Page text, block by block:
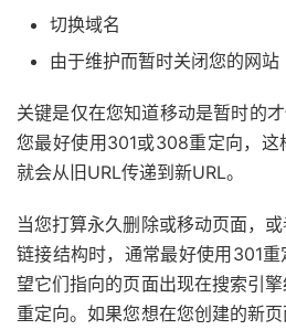
切换域名
由于维护而暂时关闭您的网站
关键是仅在您知道移动是暂时的
您最好使用301或308重定向，这
就会从旧URL传递到新URL。
当您打算永久删除或移动页面，
链接结构时，通常最好使用301
望它们指向的页面出现在搜索引
重定向。如果您想在您创建的新